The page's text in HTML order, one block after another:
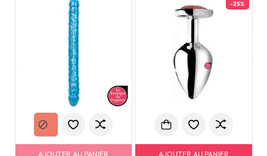
AJOUTER AU PANIER
-25%
AJOUTER AU PANIER